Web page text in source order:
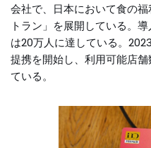
会社で、日本において食の
トラン」を展開している。
は20万人に達している。
提携を開始し、利用可能店
ている。